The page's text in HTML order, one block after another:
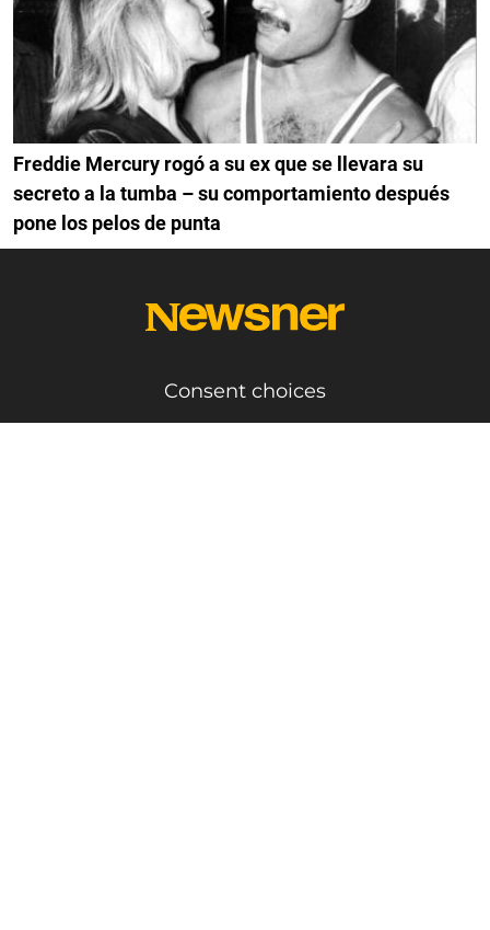
Freddie Mercury rogó a su ex que se llevara su
secreto a la tumba – su comportamiento después
pone los pelos de punta
Consent choices